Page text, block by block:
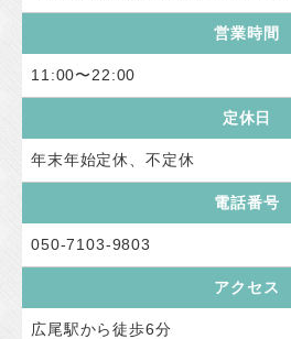
営業時間
11:00〜22:00
定休日
年末年始定休、不定休
電話番号
050-7103-9803
アクセス
広尾駅から徒歩6分